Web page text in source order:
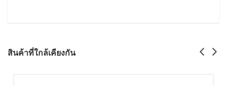
สินค้าที่ใกล้เคียงกัน